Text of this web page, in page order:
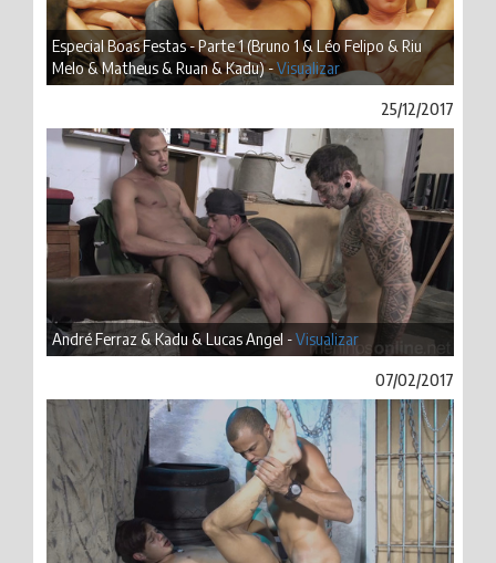
Especial Boas Festas - Parte 1 (Bruno 1 & Léo Felipo & Riu
Melo & Matheus & Ruan & Kadu) -Visualizar
25/12/2017
André Ferraz & Kadu & Lucas Angel -Visualizar
07/02/2017